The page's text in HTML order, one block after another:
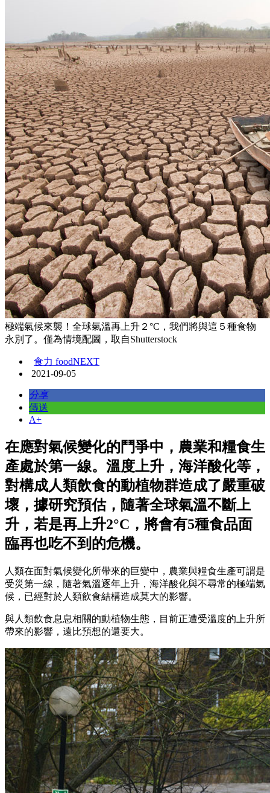
極端氣候來襲！全球氣溫再上升２°C，我們將與這５種食物
永別了。僅為情境配圖，取自Shutterstock
食力 foodNEXT
2021-09-05
分享
傳送
A+
在應對氣候變化的鬥爭中，農業和糧食生
產處於第一線。溫度上升，海洋酸化等，
對構成人類飲食的動植物群造成了嚴重破
壞，據研究預估，隨著全球氣溫不斷上
升，若是再上升2°C，將會有5種食品面
臨再也吃不到的危機。
人類在面對氣候變化所帶來的巨變中，農業與糧食生產可謂是
受災第一線，隨著氣溫逐年上升，海洋酸化與不尋常的極端氣
候，已經對於人類飲食結構造成莫大的影響。
與人類飲食息息相關的動植物生態，目前正遭受溫度的上升所
帶來的影響，遠比預想的還要大。